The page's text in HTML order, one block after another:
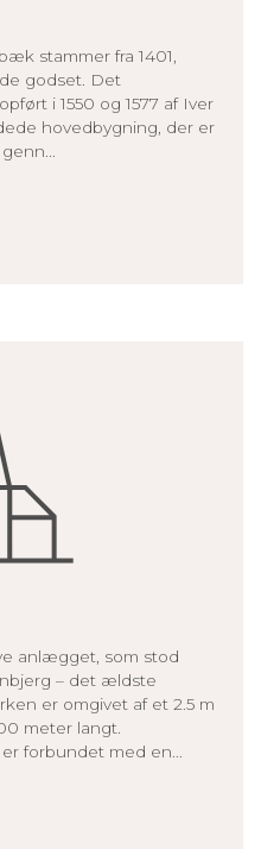
stammer fra 1401,
godset. Det
i 1550 og 1577 af Iver
hovedbygning, der er
anlægget, som stod
– det ældste
er omgivet af et 2.5 m
meter langt.
forbundet med en...